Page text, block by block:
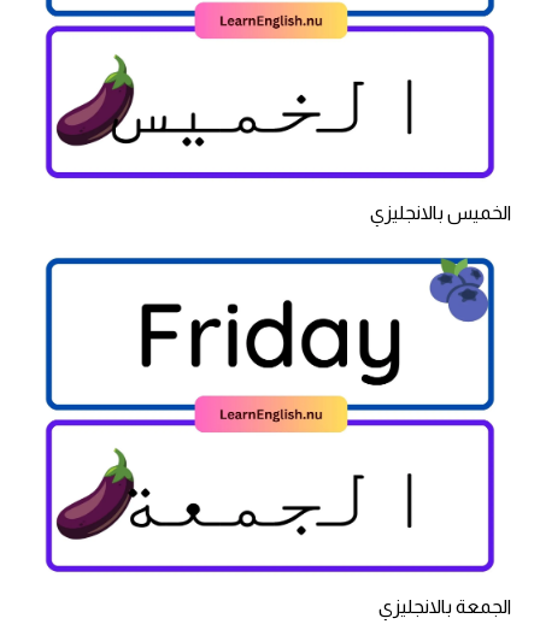
الخميس بالانجليزي
الجمعة بالانجليزي